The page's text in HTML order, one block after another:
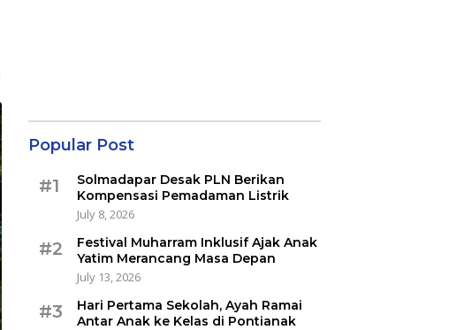
Popular Post
#1
Solmadapar Desak PLN Berikan
Kompensasi Pemadaman Listrik
July 8, 2026
#2
Festival Muharram Inklusif Ajak Anak
Yatim Merancang Masa Depan
July 13, 2026
#3
Hari Pertama Sekolah, Ayah Ramai
Antar Anak ke Kelas di Pontianak